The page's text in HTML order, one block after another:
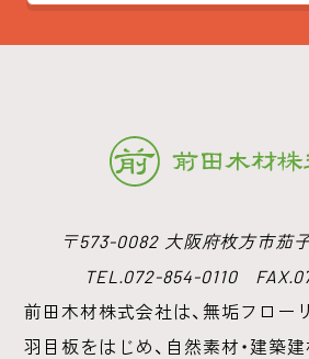
〒573-0082 大阪府枚方市茄
TEL.072-854-0110
前田木材株式会社は、無垢フローリ
羽目板をはじめ、 自然素材・建築建